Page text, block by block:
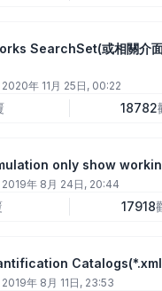
SearchSet(或相關介
2020年 11月 25日, 00:22
18782
only show
2019年 8月 24日, 20:44
17918
2019年 8月 11日, 23:53